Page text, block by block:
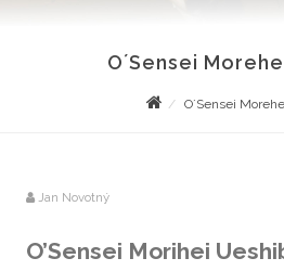
O´Sensei
O´Sensei
Jan Novotný
O’Sensei Morihei